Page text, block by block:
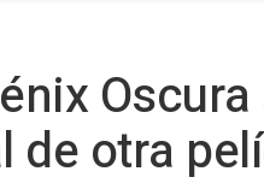
de otra